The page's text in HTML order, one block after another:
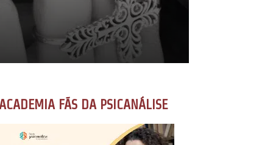
ACADEMIA FÃS DA PSICANÁLISE